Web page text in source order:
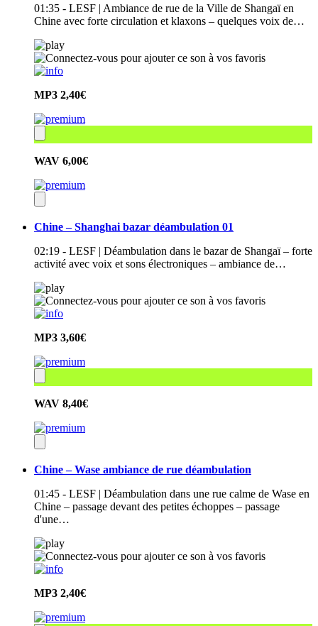
01:35 - LESF | Ambiance de rue de la Ville de Shangaï en
Chine avec forte circulation et klaxons – quelques voix de…
MP3 2,40€
WAV 6,00€
Chine – Shanghai bazar déambulation 01
02:19 - LESF | Déambulation dans le bazar de Shangaï – forte
activité avec voix et sons électroniques – ambiance de…
MP3 3,60€
WAV 8,40€
Chine – Wase ambiance de rue déambulation
01:45 - LESF | Déambulation dans une rue calme de Wase en
Chine – passage devant des petites échoppes – passage
d'une…
MP3 2,40€